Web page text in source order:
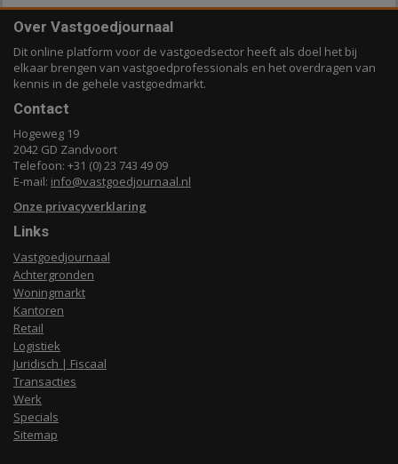
Over Vastgoedjournaal
Dit online platform voor de vastgoedsector heeft als doel het bij
elkaar brengen van vastgoedprofessionals en het overdragen van
kennis in de gehele vastgoedmarkt.
Contact
Hogeweg 19
2042 GD Zandvoort
Telefoon: +31 (0) 23 743 49 09
E-mail: info@vastgoedjournaal.nl
Onze privacyverklaring
Links
Vastgoedjournaal
Achtergronden
Woningmarkt
Kantoren
Retail
Logistiek
Juridisch | Fiscaal
Transacties
Werk
Specials
Sitemap